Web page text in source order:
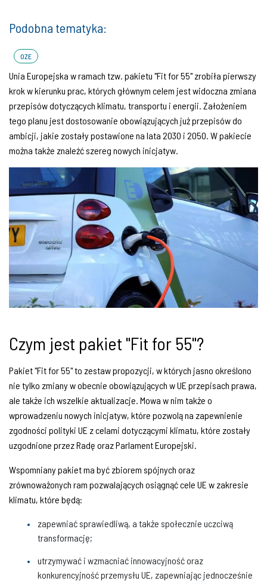
Podobna tematyka:
OZE
Unia Europejska w ramach tzw. pakietu "Fit for 55" zrobiła pierwszy
krok w kierunku prac, których głównym celem jest widoczna zmiana
przepisów dotyczących klimatu, transportu i energii. Założeniem
tego planu jest dostosowanie obowiązujących już przepisów do
ambicji, jakie zostały postawione na lata 2030 i 2050. W pakiecie
można także znaleźć szereg nowych inicjatyw.
Czym jest pakiet "Fit for 55"?
Pakiet "Fit for 55" to zestaw propozycji, w których jasno określono
nie tylko zmiany w obecnie obowiązujących w UE przepisach prawa,
ale także ich wszelkie aktualizacje. Mowa w nim także o
wprowadzeniu nowych inicjatyw, które pozwolą na zapewnienie
zgodności polityki UE z celami dotyczącymi klimatu, które zostały
uzgodnione przez Radę oraz Parlament Europejski.
Wspomniany pakiet ma być zbiorem spójnych oraz
zrównoważonych ram pozwalających osiągnąć cele UE w zakresie
klimatu, które będą:
zapewniać sprawiedliwą, a także społecznie uczciwą
transformację;
utrzymywać i wzmacniać innowacyjność oraz
konkurencyjność przemysłu UE, zapewniając jednocześnie